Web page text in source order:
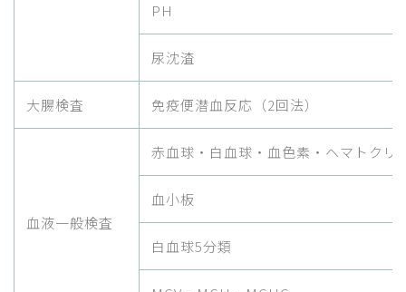
PH
尿沈渣
大腸検査 免疫便潜血反応（2回法）
血液一般検査
赤血球・白血球・血色素・ヘマトクリ
血小板
白血球5分類